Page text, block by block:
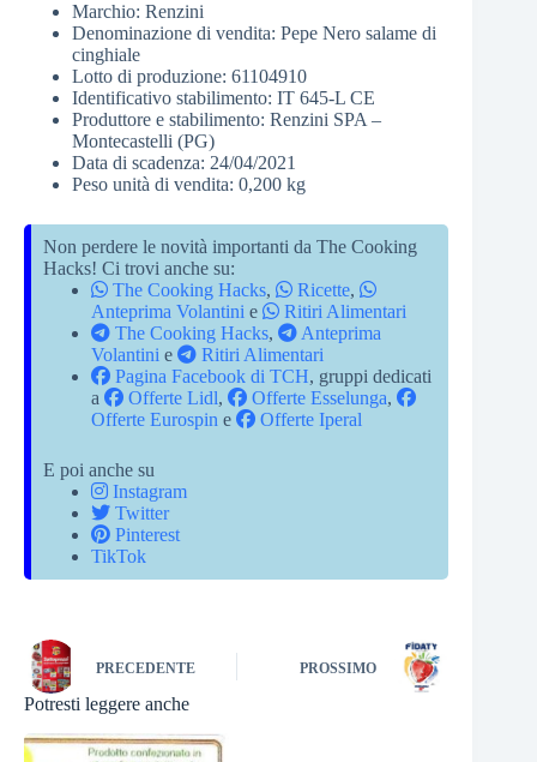
Marchio: Renzini
Denominazione di vendita: Pepe Nero salame di
cinghiale
Lotto di produzione: 61104910
Identificativo stabilimento: IT 645-L CE
Produttore e stabilimento: Renzini SPA –
Montecastelli (PG)
Data di scadenza: 24/04/2021
Peso unità di vendita: 0,200 kg
Non perdere le novità importanti da The Cooking
Hacks! Ci trovi anche su:
The Cooking Hacks, Ricette,
Anteprima Volantini e
Ritiri Alimentari
The Cooking Hacks,
Anteprima
Volantini e
Ritiri Alimentari
Pagina Facebook di TCH, gruppi dedicati
a
Offerte Lidl, Offerte Esselunga,
Offerte Eurospin e Offerte Iperal
E poi anche su
Instagram
Twitter
Pinterest
TikTok
PRECEDENTE PROSSIMO
Potresti leggere anche